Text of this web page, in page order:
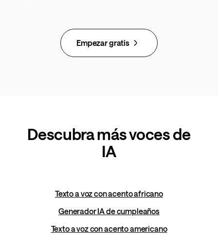
Empezar gratis
Descubra más voces de
IA
Texto a voz con acento africano
Generador IA de cumpleaños
Texto a voz con acento americano